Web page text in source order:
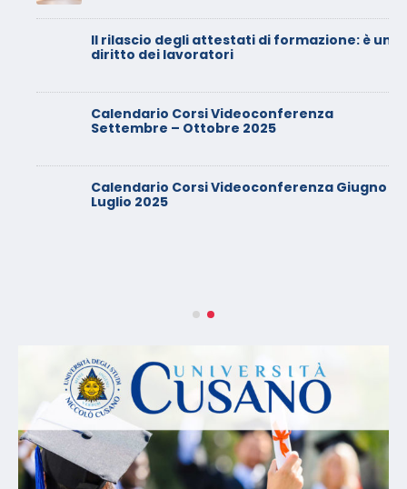
Il rilascio degli attestati di formazione: è un
diritto dei lavoratori
Calendario Corsi Videoconferenza
Settembre – Ottobre 2025
Calendario Corsi Videoconferenza Giugno –
Luglio 2025